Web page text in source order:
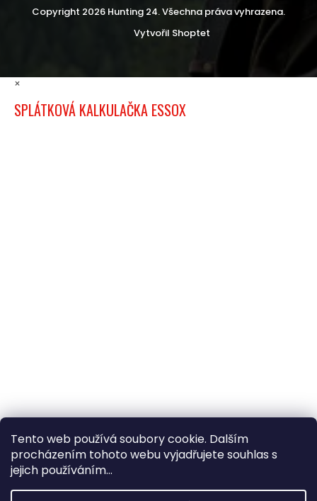
Tento web používá soubory cookie. Dalším
procházením tohoto webu vyjadřujete souhlas s
jejich používáním...
Vytvořil Shoptet
Copyright 2026 Hunting 24. Všechna práva vyhrazena.
×
SPLÁTKOVÁ KALKULAČKA ESSOX
×
Hledáte nejvýhodnější cenu? Získáte jí
pomocíregistrace